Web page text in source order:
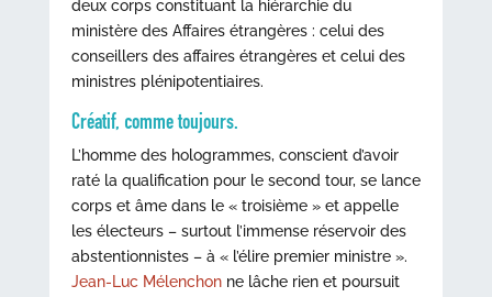
deux corps constituant la hiérarchie du
ministère des Affaires étrangères : celui des
conseillers des affaires étrangères et celui des
ministres plénipotentiaires.
Créatif, comme toujours.
L’homme des hologrammes, conscient d’avoir
raté la qualification pour le second tour, se lance
corps et âme dans le « troisième » et appelle
les électeurs – surtout l’immense réservoir des
abstentionnistes – à « l’élire premier ministre ».
Jean-Luc Mélenchonne lâche rien et poursuit